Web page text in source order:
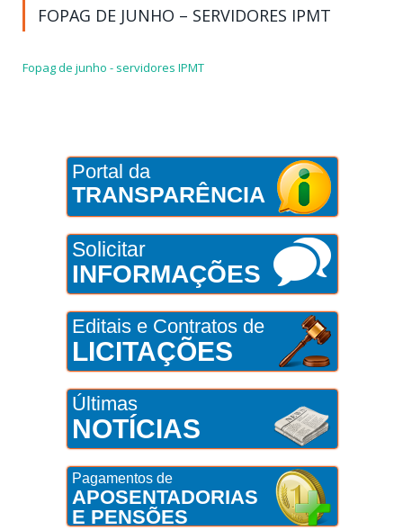
FOPAG DE JUNHO – SERVIDORES IPMT
Fopag de junho - servidores IPMT
Portal da
TRANSPARÊNCIA
Solicitar
INFORMAÇÕES
Editais e Contratos de
LICITAÇÕES
Últimas
NOTÍCIAS
Pagamentos de
APOSENTADORIAS
E PENSÕES